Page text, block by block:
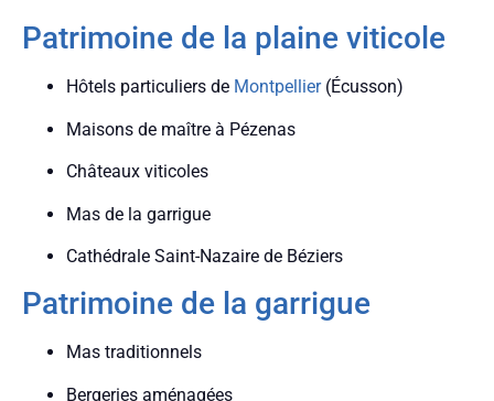
Patrimoine de la plaine viticole
Hôtels particuliers de Montpellier(Écusson)
Maisons de maître à Pézenas
Châteaux viticoles
Mas de la garrigue
Cathédrale Saint-Nazaire de Béziers
Patrimoine de la garrigue
Mas traditionnels
Bergeries aménagées